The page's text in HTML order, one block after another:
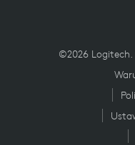
INFORMACJE
Dwuletnia,
©2026 Logitech.